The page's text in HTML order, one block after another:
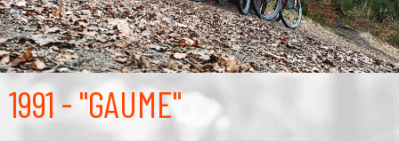
1991 - "GAUME"